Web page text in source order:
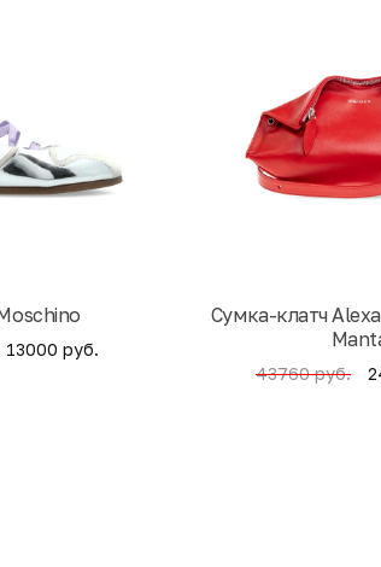
13000 руб.
Cумка-клатч
43760 руб.